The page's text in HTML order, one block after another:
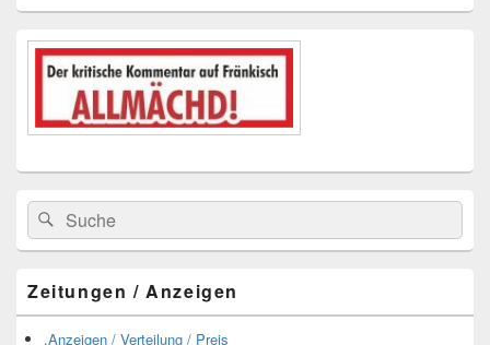
Suchen
nach:
Suchen
Zeitungen / Anzeigen
.Anzeigen / Verteilung / Preis